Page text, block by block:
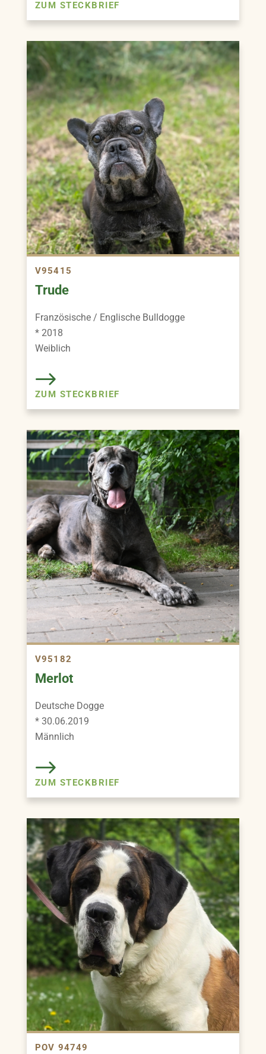
ZUM STECKBRIEF
V95415
Trude
Französische / Englische Bulldogge
* 2018
Weiblich
ZUM STECKBRIEF
V95182
Merlot
Deutsche Dogge
* 30.06.2019
Männlich
ZUM STECKBRIEF
POV 94749